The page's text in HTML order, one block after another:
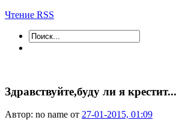
Чтение RSS
Здравствуйте,буду ли я крестит...
Автор: no name от 27-01-2015, 01:09